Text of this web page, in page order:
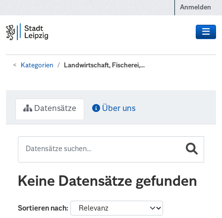
Anmelden
Kategorien Landwirtschaft, Fischerei,...
Datensätze Über uns
Keine Datensätze gefunden
Sortieren nach